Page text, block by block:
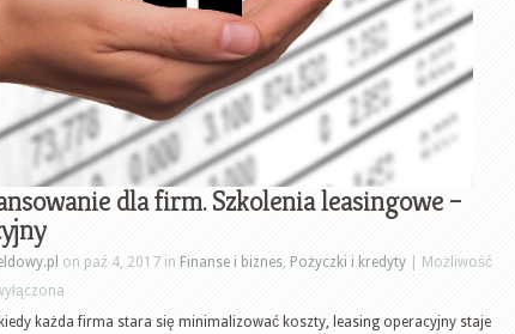
dla firm. Szkolenia leasingowe –
on paź 4, 2017 in Finanse i biznes, Pożyczki i kredyty
Możliwość
każda firma stara się minimalizować koszty, leasing operacyjny staje